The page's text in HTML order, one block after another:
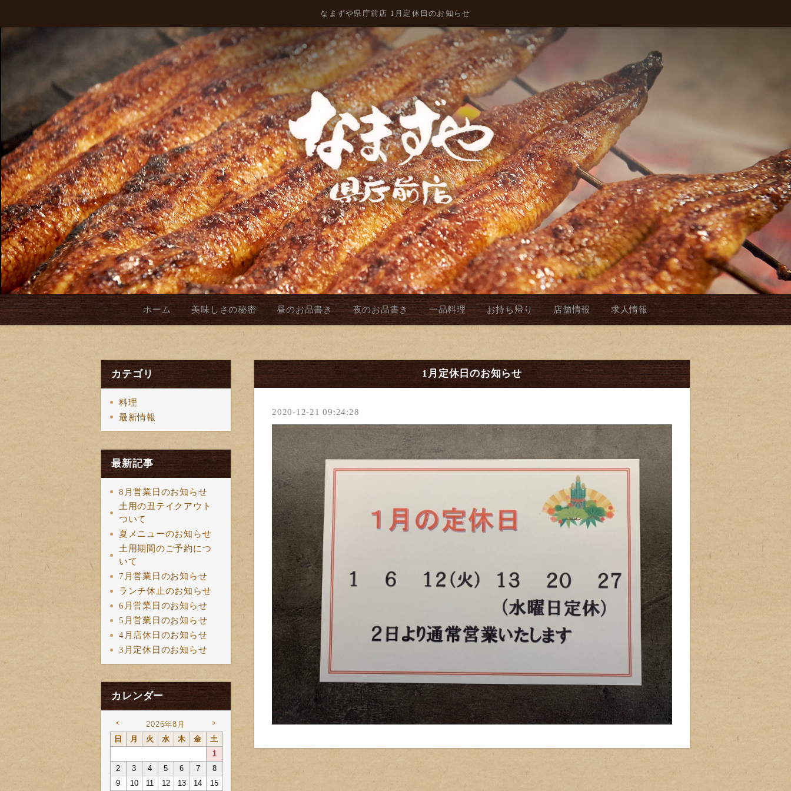
なまずや県庁前店 1月定休日のお知らせ
ホーム 美味しさの秘密 昼のお品書き 夜のお品書き 一品料理 お持ち帰り 店舗情報 求人情報
カテゴリ
料理
最新情報
最新記事
8月営業日のお知らせ
土用の丑テイクアウト
ついて
夏メニューのお知らせ
土用期間のご予約につ
いて
7月営業日のお知らせ
ランチ休止のお知らせ
6月営業日のお知らせ
5月営業日のお知らせ
4月店休日のお知らせ
3月定休日のお知らせ
カレンダー
< 2026年8月 >
日 月 火 水 木 金
土
1
2
3 4 5 6 7
8
9
10 11 12 13 14 15
1月定休日のお知らせ
2020-12-21 09:24:28